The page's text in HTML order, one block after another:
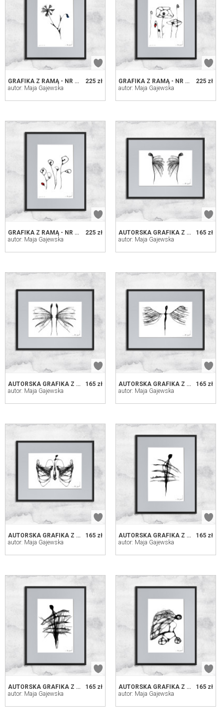
225 zł
GRAFIKA Z RAMĄ - NR 126 - CHABRY
autor: Maja Gajewska
225 zł
GRAFIKA Z RAMĄ - NR 8 - MAKI
autor: Maja Gajewska
225 zł
GRAFIKA Z RAMĄ - NR 9 - MAKI
autor: Maja Gajewska
165 zł
AUTORSKA GRAFIKA Z RAMĄ (NR 70) - ANIOŁY
autor: Maja Gajewska
165 zł
AUTORSKA GRAFIKA Z RAMĄ (NR 69) - ANIOŁY
autor: Maja Gajewska
165 zł
AUTORSKA GRAFIKA Z RAMĄ (NR 166) - ANIOŁ
autor: Maja Gajewska
165 zł
AUTORSKA GRAFIKA Z RAMĄ (NR 54) - ANIOŁ
autor: Maja Gajewska
165 zł
AUTORSKA GRAFIKA Z RAMĄ (NR 48)
autor: Maja Gajewska
165 zł
AUTORSKA GRAFIKA Z RAMĄ (NR 49)
autor: Maja Gajewska
165 zł
AUTORSKA GRAFIKA Z RAMĄ (NR 50)
autor: Maja Gajewska